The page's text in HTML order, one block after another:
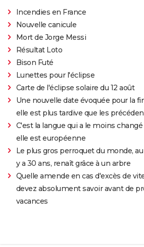
Incendies en France
Nouvelle canicule
Mort de Jorge Messi
Résultat Loto
Bison Futé
Lunettes pour l'éclipse
Carte de l'éclipse solaire du 12 août
Une nouvelle date évoquée pour la
elle est plus tardive que les
C'est la langue qui a le moins
elle est européenne
Le plus gros perroquet du monde,
y a 30 ans, renaît grâce à un arbre
Quelle amende en cas d'excès de
devez absolument savoir avant de
vacances